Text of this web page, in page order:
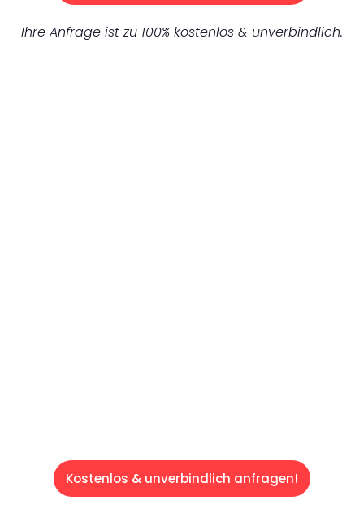
Ihre Anfrage ist zu 100% kostenlos & unverbindlich.
Kostenlos & unverbindlich anfragen!